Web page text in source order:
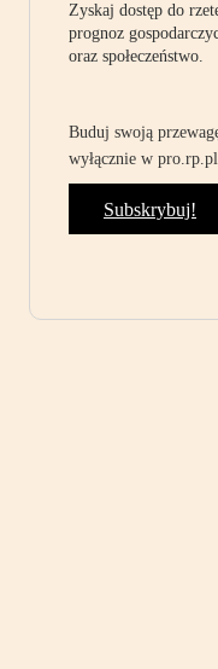
Zyskaj dostęp do
prognoz
oraz społeczeństwo.
Buduj swoją
wyłącznie w
Subskrybuj!